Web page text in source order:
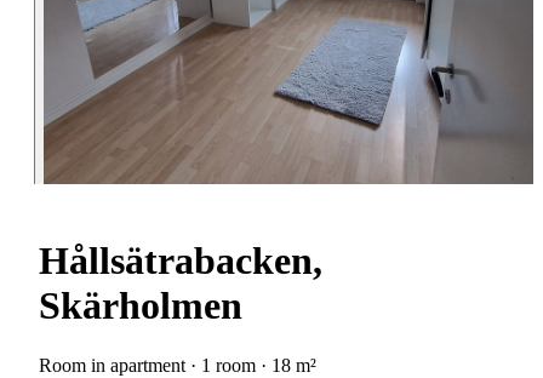
Hållsätrabacken,
Skärholmen
Room in apartment · 1 room · 18 m²